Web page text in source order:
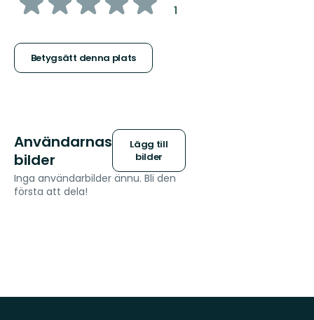
stjärnor
Betygsätt denna plats
1:
Användarnas
bilder
Lägg till
bilder
Inga användarbilder ännu. Bli den
första att dela!